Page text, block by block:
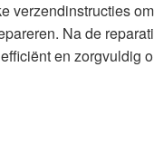
verzendinstructies
Na de
en zorgvuldig